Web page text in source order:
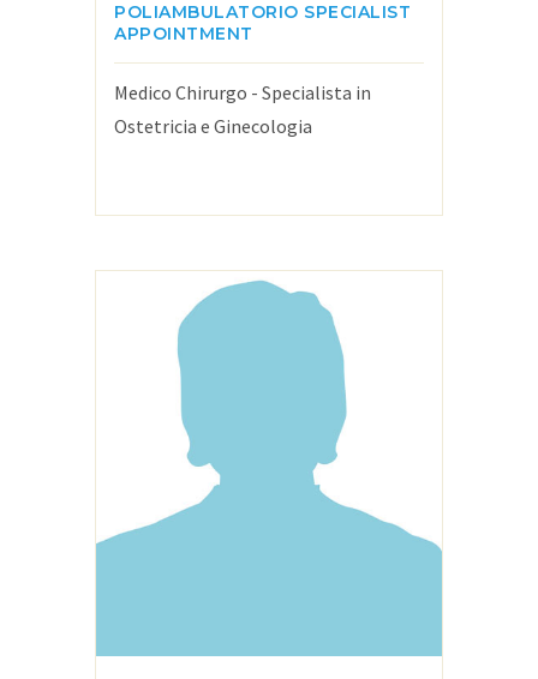
POLIAMBULATORIO SPECIALIST
APPOINTMENT
Medico Chirurgo - Specialista in
Ostetricia e Ginecologia